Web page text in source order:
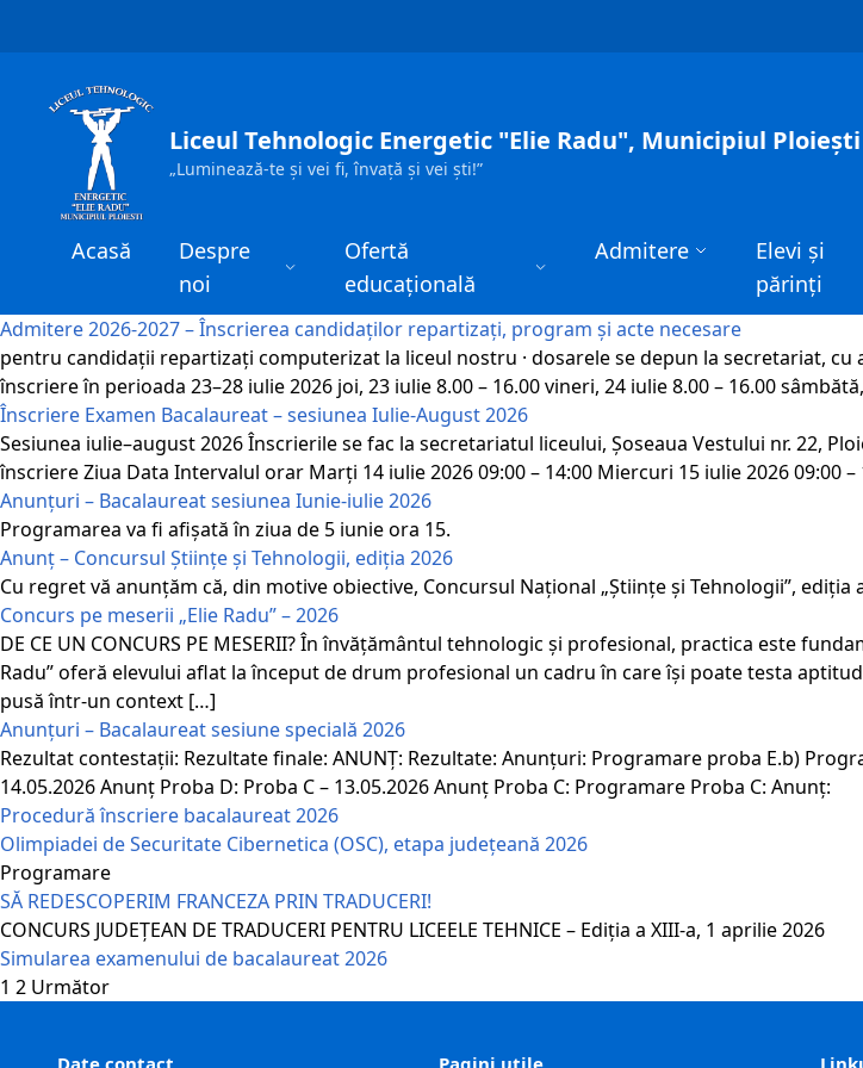
Liceul Tehnologic Energetic "Elie Radu", Municipiul Ploiești
„Luminează-te și vei fi, învață și vei ști!”
Acasă
Despre
noi
Ofertă
educațională
Admitere
Elevi și
părinți
Admitere 2026-2027 – Înscrierea candidaților repartizați, program și acte necesare
pentru candidații repartizați computerizat la liceul nostru · dosarele se depun la secretariat, cu
înscriere în perioada 23–28 iulie 2026 joi, 23 iulie 8.00 – 16.00 vineri, 24 iulie 8.00 – 16.00
Înscriere Examen Bacalaureat – sesiunea Iulie-August 2026
Sesiunea iulie–august 2026 Înscrierile se fac la secretariatul liceului, Șoseaua Vestului nr. 22,
înscriere Ziua Data Intervalul orar Marți 14 iulie 2026 09:00 – 14:00 Miercuri 15 iulie 2026 09:00 –
Anunțuri – Bacalaureat sesiunea Iunie-iulie 2026
Programarea va fi afișată în ziua de 5 iunie ora 15.
Anunț – Concursul Științe și Tehnologii, ediția 2026
Cu regret vă anunțăm că, din motive obiective, Concursul Național „Științe și Tehnologii”, ediția
Concurs pe meserii „Elie Radu” – 2026
DE CE UN CONCURS PE MESERII? În învățământul tehnologic și profesional, practica este
Radu” oferă elevului aflat la început de drum profesional un cadru în care își poate testa
pusă într-un context […]
Anunțuri – Bacalaureat sesiune specială 2026
Rezultat contestații: Rezultate finale: ANUNȚ: Rezultate: Anunțuri: Programare proba E.b)
14.05.2026 Anunț Proba D: Proba C – 13.05.2026 Anunț Proba C: Programare Proba C: Anunț:
Procedură înscriere bacalaureat 2026
Olimpiadei de Securitate Cibernetica (OSC), etapa județeană 2026
Programare
SĂ REDESCOPERIM FRANCEZA PRIN TRADUCERI!
CONCURS JUDEȚEAN DE TRADUCERI PENTRU LICEELE TEHNICE – Ediţia a XIII-a, 1 aprilie 2026
Simularea examenului de bacalaureat 2026
Paginație
1 2 Următor
Date contact Pagini utile